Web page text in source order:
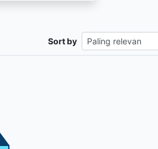
Sort by